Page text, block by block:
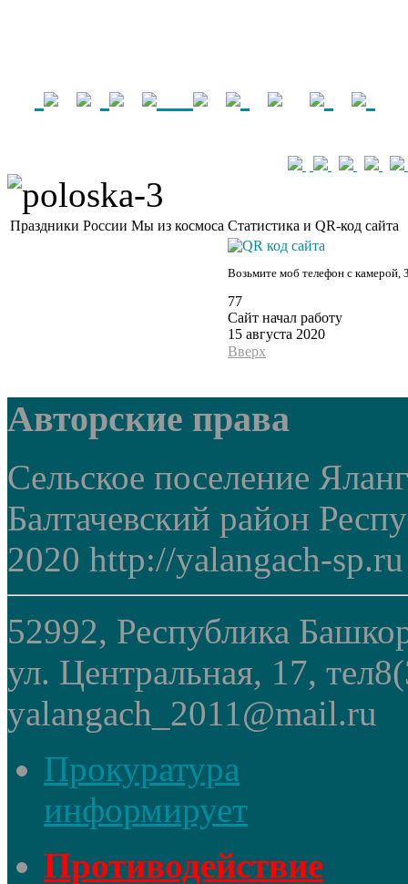
Праздники России Мы из космоса Статистика и QR-код сайта
Возьмите моб телефон с камерой,
77
Сайт начал работу
15 августа 2020
Вверх
Авторские права
Сельское поселение
Балтачевский район
2020 http://yalangach-sp.ru
52992, Республика
ул. Центральная, 17,
yalangach_2011@mail.ru
Прокуратура
информирует
Противодействие